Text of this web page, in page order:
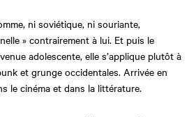
ni soviétique, ni souriante,
» contrairement à lui. Et puis le
adolescente, elle s’applique plutôt à
et grunge occidentales. Arrivée en
le cinéma et dans la littérature.